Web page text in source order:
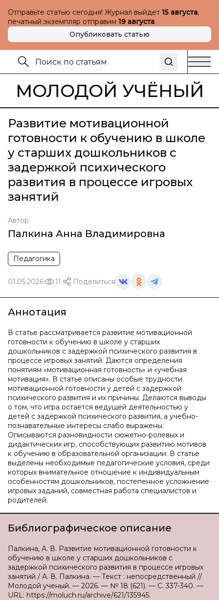
Отправьте статью сегодня! Журнал выйдет 15 августа,
печатный экземпляр отправим 19 августа
Опубликовать статью
МОЛОДОЙ УЧЁНЫЙ
Развитие мотивационной
готовности к обучению в школе
у старших дошкольников с
задержкой психического
развития в процессе игровых
занятий
Автор
Палкина Анна Владимировна
Педагогика
01.05.2026 11 Поделиться
Аннотация
В статье рассматривается развитие мотивационной
готовности к обучению в школе у старших
дошкольников с задержкой психического развития в
процессе игровых занятий. Даются определения
понятиям «мотивационная готовность» и «учебная
мотивация». В статье описаны особые трудности
мотивационной готовности у детей с задержкой
психического развития и их причины. Делаются выводы
о том, что игра остается ведущей деятельностью у
детей с задержкой психического развития, а учебно-
познавательные интересы слабо выражены.
Описываются разновидности сюжетно-ролевых и
дидактических игр, способствующих развитию мотивов
к обучению в образовательной организации. В статье
выделены необходимые педагогические условия, среди
которых внимательное отношение к индивидуальным
особенностям дошкольников, постепенное усложнение
игровых заданий, совместная работа специалистов и
родителей.
Библиографическое описание
Палкина, А. В. Развитие мотивационной готовности к
обучению в школе у старших дошкольников с
задержкой психического развития в процессе игровых
занятий / А. В. Палкина. — Текст : непосредственный //
Молодой ученый. — 2026. — № 18 (621). — С. 337-340. —
URL: https://moluch.ru/archive/621/135945.